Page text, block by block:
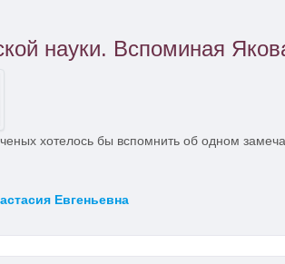
науки. Вспоминая
хотелось бы вспомнить об одном
Евгеньевна